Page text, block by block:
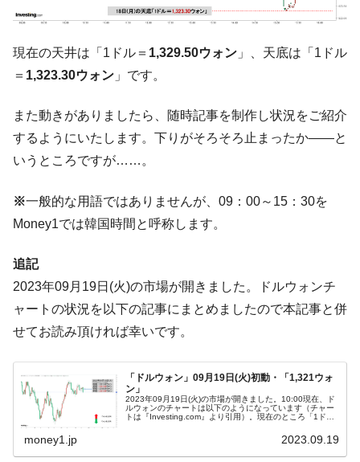
韓国で猛暑。南東部では干ばつ
「KDDX」1番艦、2032年竣工と公示
『Money1』
【対日本円】ウォン安が急進！ 日米の協調
『Money1』
韓国政府『BYD』車への補助金を全廃 ⇒ 実
は韓国で『BYD』車は売れている。6カ月で対前年同期比
1.9倍！
く空港に詰めかけ「出て行け！」「極右勢力」のプラカー
ドを掲げる「在韓反米勢力」
ータセンター整備」⇒ だから無理だってば。
『Money1』
JPモルガン「韓国レバレッジETFの清算は
ほぼ終わった」
『Money1』
韓国『国民年金公団』株価暴落で200兆蒸
『Money1』
韓国政府「ニセＫ-ブランドを通報しようキ
ャンペーン」⇒ あの名物教授も登場！
『Money1』
韓国「橋が落ちました」⇒ 耐久性「なさす
ぎ」では。
現在の天井は「1ドル＝ 1,329.50ウォン 」、天底は「1ドル
＝ 1,323.30ウォン 」です。
また動きがありましたら、随時記事を制作し状況をご紹介
するようにいたします。下りがそろそろ止まったか――と
いうところですが……。
※一般的な用語ではありませんが、09：00～15：30を
Money1では韓国時間と呼称します。
追記
2023年09月19日(火)の市場が開きました。ドルウォンチ
ャートの状況を以下の記事にまとめましたので本記事と併
せてお読み頂ければ幸いです。
「ドルウォン」09月19日(火)初動・「1,321ウォ
ン」
2023年09月19日(火)の市場が開きました。10:00現在、ド
ルウォンのチャートは以下のようになっています（チャー
トは『Investing.com』より引用）。現在のところ「1ドル
money1.jp 2023.09.19